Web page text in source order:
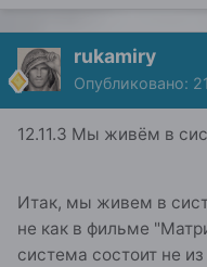
rukamiry
Опубликовано:
12.11.3 Мы живём в
Итак, мы живем в
не как в фильме
система состоит не